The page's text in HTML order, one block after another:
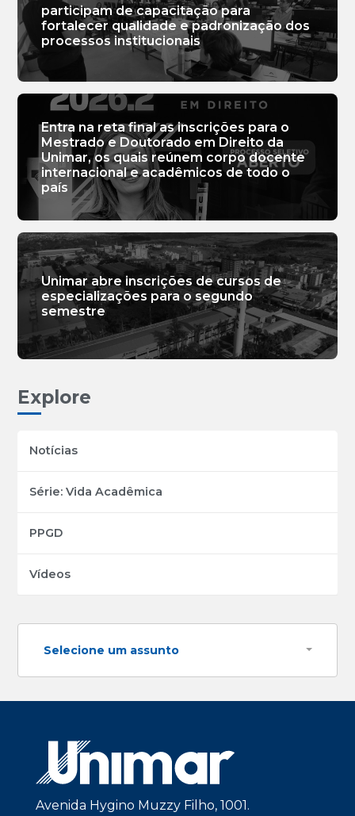
participam de capacitação para
fortalecer qualidade e padronização dos
processos institucionais
Entra na reta final as inscrições para o
Mestrado e Doutorado em Direito da
Unimar, os quais reúnem corpo docente
internacional e acadêmicos de todo o
país
Unimar abre inscrições de cursos de
especializações para o segundo
semestre
Explore
Notícias
Série: Vida Acadêmica
PPGD
Vídeos
Selecione um assunto
Avenida Hygino Muzzy Filho, 1001.